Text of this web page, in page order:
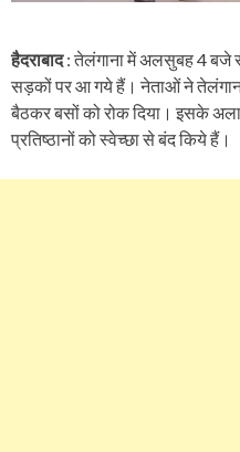
हैदराबाद: तेलंगाना में अलसुबह 4 बजे
सड़कों पर आ गये हैं। नेताओं ने
बैठकर बसों को रोक दिया। इसके
प्रतिष्ठानों को स्वेच्छा से बंद किये हैं।